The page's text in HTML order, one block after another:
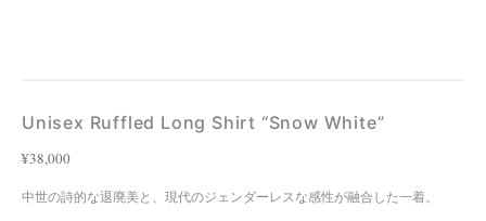
Unisex Ruffled Long Shirt “Snow White”
¥38,000
中世の詩的な退廃美と、現代のジェンダーレスな感性が融合した一着。